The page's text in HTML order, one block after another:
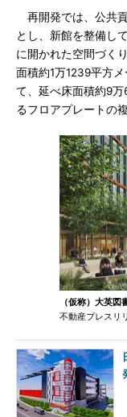
再開発では、公共
とし、新館を整備し
に開かれた空間づく
面積約1万1239平方
て、延べ床面積約9
るフロアプレートの
（仮称）大英
不動産プレスリ